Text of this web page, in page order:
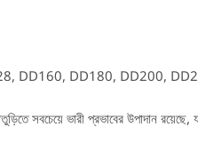
DD160, DD180, DD200,
সবচেয়ে ভারী প্রভাবের উপাদান